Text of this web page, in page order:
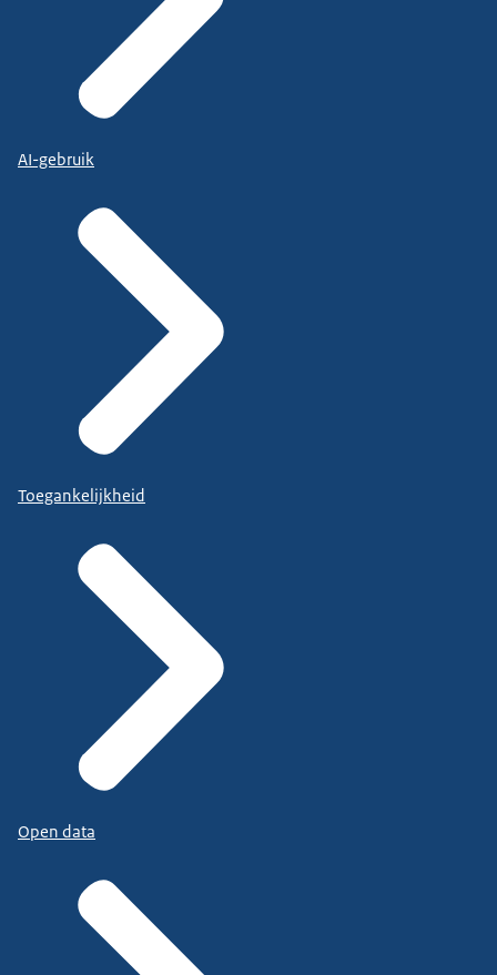
AI-gebruik
Toegankelijkheid
Open data